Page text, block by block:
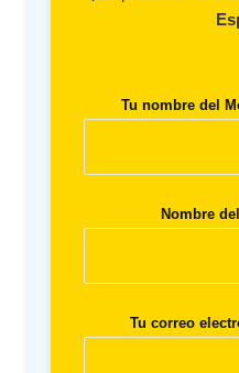
Tu nombre del
Nombre
Tu correo